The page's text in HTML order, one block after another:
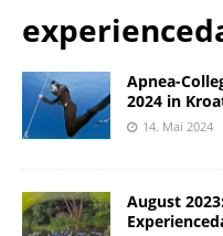
Apnea-
2024 in
14. Mai 2024
August